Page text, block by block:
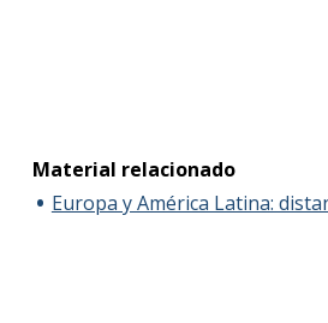
Material relacionado
Europa y América Latina: